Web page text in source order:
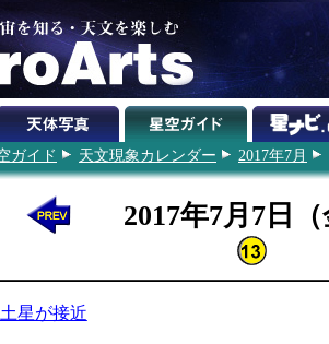
ガイド 天文現象カレンダー 2017年7月
2017年7月7日
星が接近